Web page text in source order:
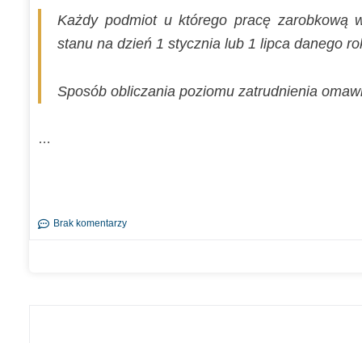
Każdy podmiot u którego pracę zarobkową
stanu na dzień 1 stycznia lub 1 lipca danego
Sposób obliczania poziomu zatrudnienia
…
Brak komentarzy